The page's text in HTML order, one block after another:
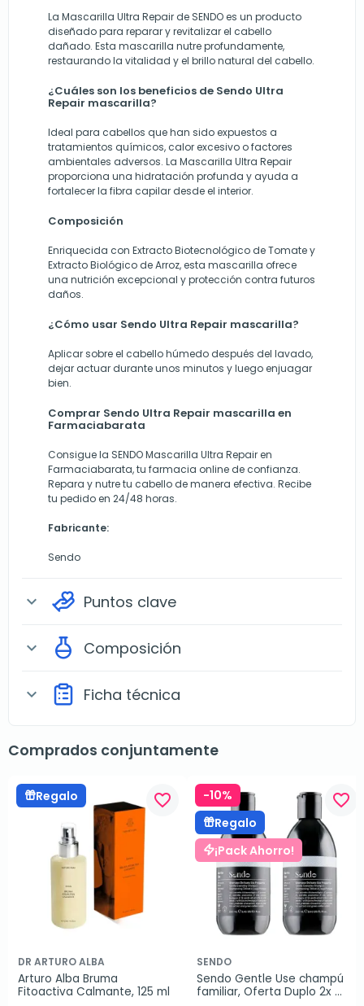
La Mascarilla Ultra Repair de SENDO es un producto
diseñado para reparar y revitalizar el cabello
dañado. Esta mascarilla nutre profundamente,
restaurando la vitalidad y el brillo natural del cabello.
¿Cuáles son los beneficios de Sendo Ultra
Repair mascarilla?
Ideal para cabellos que han sido expuestos a
tratamientos químicos, calor excesivo o factores
ambientales adversos. La Mascarilla Ultra Repair
proporciona una hidratación profunda y ayuda a
fortalecer la fibra capilar desde el interior.
Composición
Enriquecida con Extracto Biotecnológico de Tomate y
Extracto Biológico de Arroz, esta mascarilla ofrece
una nutrición excepcional y protección contra futuros
daños.
¿Cómo usar Sendo Ultra Repair mascarilla?
Aplicar sobre el cabello húmedo después del lavado,
dejar actuar durante unos minutos y luego enjuagar
bien.
Comprar Sendo Ultra Repair mascarilla en
Farmaciabarata
Consigue la SENDO Mascarilla Ultra Repair en
Farmaciabarata, tu farmacia online de confianza.
Repara y nutre tu cabello de manera efectiva. Recibe
tu pedido en 24/48 horas.
Fabricante:
Sendo
expand_more Puntos clave
expand_more Composición
expand_more Ficha técnica
Comprados conjuntamente
Regalo favorite_border
DR ARTURO ALBA
Arturo Alba Bruma
Fitoactiva Calmante, 125 ml
-10%
Regalo
¡Pack Ahorro!
favorite_border
SENDO
Sendo Gentle Use champú
familiar, Oferta Duplo 2x